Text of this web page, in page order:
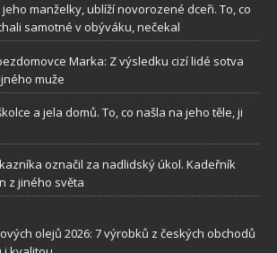
manželky, ublíží novorozené dceři. To, co
samotné v obýváku, nečekal
Marka: Z výsledku cizí lidé sotva
muže
a jela domů. To, co našla na jeho těle, ji
označil za nadlidský úkol. Kadeřník
z jiného světa
olejů 2026: 7 výrobků z českých obchodů